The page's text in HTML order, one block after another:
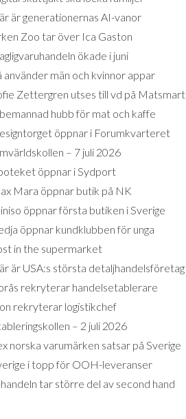
är generationernas AI-vanor
Zoo tar över Ica Gaston
ökade i juni
använder män och kvinnor appar
Zettergren utses till vd på Matsmart
hubb för mat och kaffe
öppnar i Forumkvarteret
– 7 juli 2026
öppnar i Sydport
Mara öppnar butik på NK
öppnar första butiken i Sverige
öppnar kundklubben för unga
in the supermarket
är USA:s största detaljhandelsföretag
rekryterar handelsetablerare
rekryterar logistikchef
– 2 juli 2026
norska varumärken satsar på Sverige
i topp för OOH-leveranser
tar större del av second hand